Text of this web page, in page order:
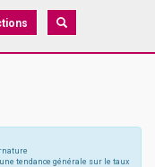
tendance générale sur le taux